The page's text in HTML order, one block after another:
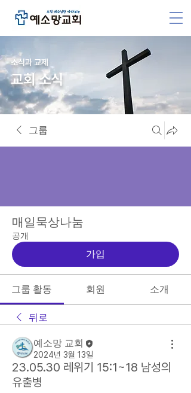
소식과 교제
교회 소식
그룹
매일묵상나눔
공개
가입
그룹 활동 회원 소개
뒤로
예소망 교회
2024년 3월 13일
23.05.30 레위기 15:1~18 남성의
유출병